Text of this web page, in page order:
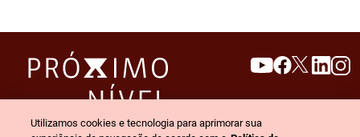
search
Utilizamos cookies e tecnologia para aprimorar sua